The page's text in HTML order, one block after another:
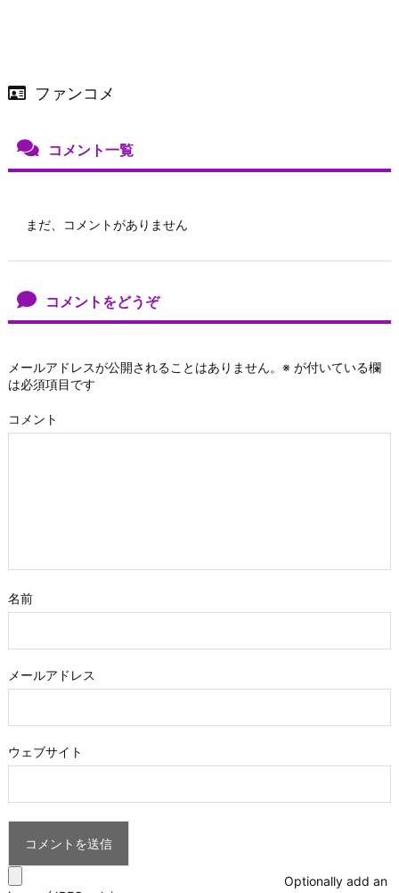
ファンコメ
コメント一覧
まだ、コメントがありません
コメントをどうぞ
メールアドレスが公開されることはありません。 ※ が付いている欄
は必須項目です
コメント
名前
メールアドレス
ウェブサイト
Optionally add an